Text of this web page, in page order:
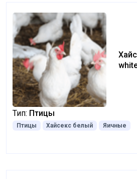
Тип: Птицы
Птицы Xайсекс белый Яичные